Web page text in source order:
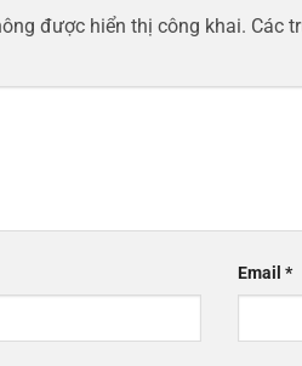
được hiển thị công khai. Các
Email *